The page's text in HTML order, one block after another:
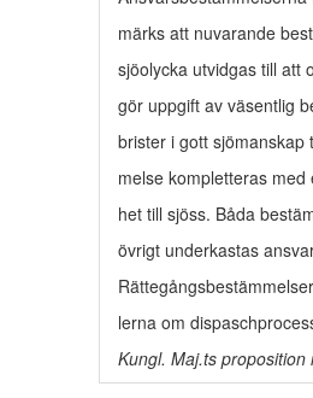
märks att nuvarande
sjöolycka utvidgas till att
gör uppgift av väsentlig
brister i gott sjömanskap
melse kompletteras
het till sjöss. Båda
övrigt underkastas
lerna om
Kungl. Maj.ts